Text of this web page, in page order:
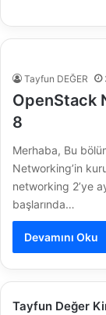
Tayfun DEĞER
OpenStack
8
Merhaba, Bu
Networking’in
networking 2’ye
başlarında…
Devamını Oku
Tayfun Değer